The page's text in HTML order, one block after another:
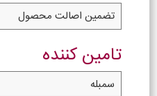
تامین کننده